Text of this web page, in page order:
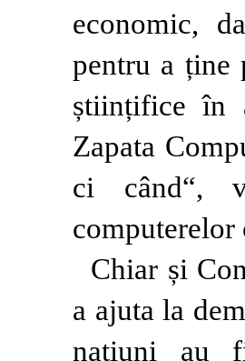
economic,
pentru a ține
științifice în
Zapata
ci când“,
computerelor
Chiar și
a ajuta la
națiuni au